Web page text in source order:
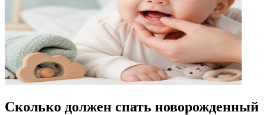
Сколько должен спать новорожденный